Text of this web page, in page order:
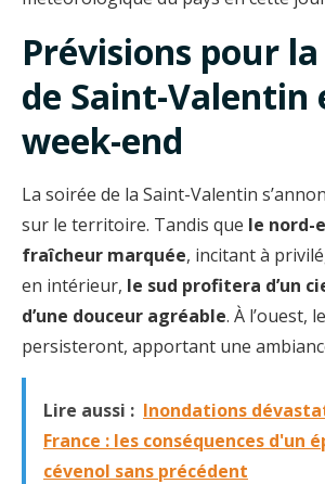
Prévisions pour
de Saint-Valentin
week-end
La soirée de la Saint-Valentin
sur le territoire. Tandis que le nord-
fraîcheur marquée, incitant à
en intérieur, le sud profitera d’un
d’une douceur agréable. À l’ouest,
persisteront, apportant une
Lire aussi : Inondations
France : les conséquences d'un
cévenol sans précédent